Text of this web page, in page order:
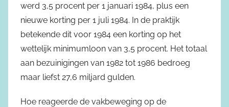
werd 3,5 procent per 1 januari 1984, plus een
nieuwe korting per 1 juli 1984. In de praktijk
betekende dit voor 1984 een korting op het
wettelijk minimumloon van 3,5 procent. Het totaal
aan bezuinigingen van 1982 tot 1986 bedroeg
maar liefst 27,6 miljard gulden.
Hoe reageerde de vakbeweging op de